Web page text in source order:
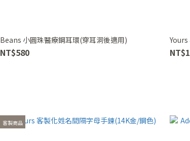
Beans 小圓珠醫療鋼耳環(穿耳洞後適用)
NT$580
客製商品